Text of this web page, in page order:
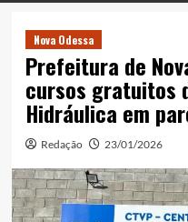
Nova Odessa
Prefeitura de
cursos gratuitos
Hidráulica em
Redação 23/01/2026